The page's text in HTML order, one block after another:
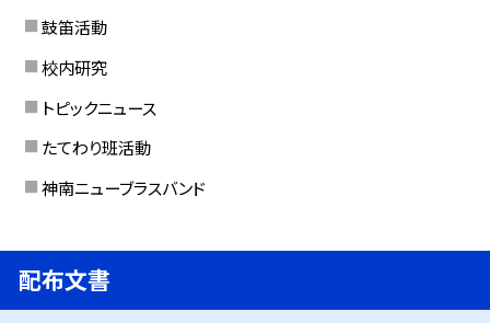
鼓笛活動
校内研究
トピックニュース
たてわり班活動
神南ニューブラスバンド
配布文書